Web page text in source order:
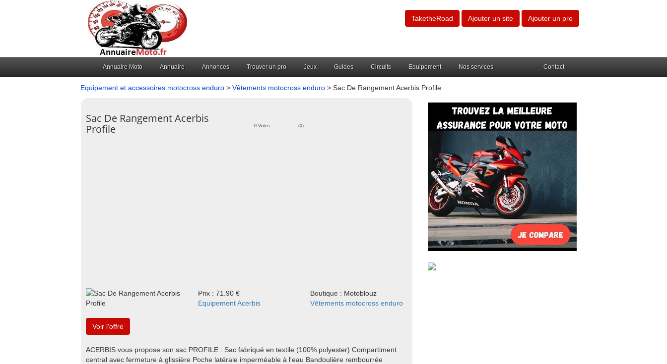
TaketheRoad Ajouter un site Ajouter un pro
Annuaire Moto Annuaire Annonces Trouver un pro Jeux Guides Circuits Equipement Nos services Contact
Equipement et accessoires motocross enduro > Vêtements motocross enduro > Sac De Rangement Acerbis Profile
Sac De Rangement Acerbis
Profile
0 Votes (0)
Prix : 71.90 €
Boutique : Motoblouz
Equipement Acerbis
Vêtements motocross enduro
Voir l'offre
ACERBIS vous propose son sac PROFILE : Sac fabriqué en textile (100% polyester) Compartiment
central avec fermeture à glissière Poche latérale imperméable à l'eau Bandoulière rembourrée